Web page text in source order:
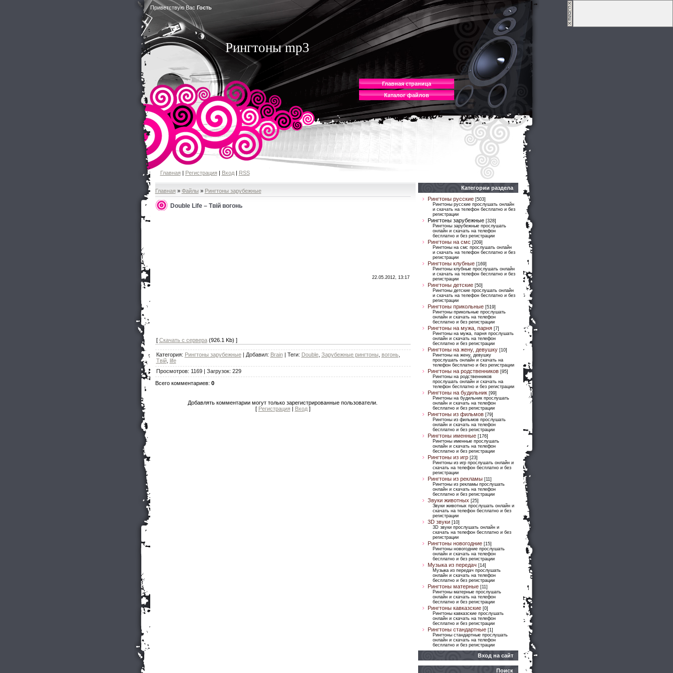
Приветствую Вас Гость
Главная страница
Каталог файлов
Рингтоны mp3
Главная| Регистрация| Вход| RSS
Главная » Файлы » Рингтоны зарубежные
Double Life – Твій вогонь
[ Скачать с сервера(926.1 Kb) ]
22.05.2012, 13:17
Категория: Рингтоны зарубежные| Добавил: Brain | Теги: Double, Зарубежные рингтоны вогонь,
Твій, life
Просмотров: 1169| Загрузок: 229
Всего комментариев: 0
Добавлять комментарии могут только зарегистрированные пользователи.
[ Регистрация| Вход]
Категории раздела
Рингтоны русские [503]
Рингтоны русские прослушать онлайн
и скачать на телефон бесплатно и без
регистрации
Рингтоны зарубежные [328]
Рингтоны зарубежные прослушать
онлайн и скачать на телефон
бесплатно и без регистрации
Рингтоны на смс [209]
Рингтоны на смс прослушать онлайн
и скачать на телефон бесплатно и без
регистрации
Рингтоны клубные [169]
Рингтоны клубные прослушать онлайн
и скачать на телефон бесплатно и без
регистрации
Рингтоны детские [50]
Рингтоны детские прослушать онлайн
и скачать на телефон бесплатно и без
регистрации
Рингтоны прикольные [519]
Рингтоны прикольные прослушать
онлайн и скачать на телефон
бесплатно и без регистрации
Рингтоны на мужа, парня [7]
Рингтоны на мужа, парня прослушать
онлайн и скачать на телефон
бесплатно и без регистрации
Рингтоны на жену, девушку [10]
Рингтоны на жену, девушку
прослушать онлайн и скачать на
телефон бесплатно и без регистрации
Рингтоны на родственников [95]
Рингтоны на родственников
прослушать онлайн и скачать на
телефон бесплатно и без регистрации
Рингтоны на будильник [99]
Рингтоны на будильник прослушать
онлайн и скачать на телефон
бесплатно и без регистрации
Рингтоны из фильмов [79]
Рингтоны из фильмов прослушать
онлайн и скачать на телефон
бесплатно и без регистрации
Рингтоны именные [176]
Рингтоны именные прослушать
онлайн и скачать на телефон
бесплатно и без регистрации
Рингтоны из игр [23]
Рингтоны из игр прослушать онлайн и
скачать на телефон бесплатно и без
регистрации
Рингтоны из рекламы [11]
Рингтоны из рекламы прослушать
онлайн и скачать на телефон
бесплатно и без регистрации
Звуки животных [25]
Звуки животных прослушать онлайн и
скачать на телефон бесплатно и без
регистрации
3D звуки [10]
3D звуки прослушать онлайн и
скачать на телефон бесплатно и без
регистрации
Рингтоны новогодние [15]
Рингтоны новогодние прослушать
онлайн и скачать на телефон
бесплатно и без регистрации
Музыка из передач [14]
Музыка из передач прослушать
онлайн и скачать на телефон
бесплатно и без регистрации
Рингтоны матерные [11]
Рингтоны матерные прослушать
онлайн и скачать на телефон
бесплатно и без регистрации
Рингтоны кавказские [0]
Рингтоны кавказские прослушать
онлайн и скачать на телефон
бесплатно и без регистрации
Рингтоны стандартные [1]
Рингтоны стандартные прослушать
онлайн и скачать на телефон
бесплатно и без регистрации
Вход на сайт
Поиск